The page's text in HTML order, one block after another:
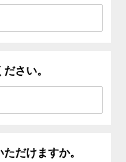
さい。
だけますか。